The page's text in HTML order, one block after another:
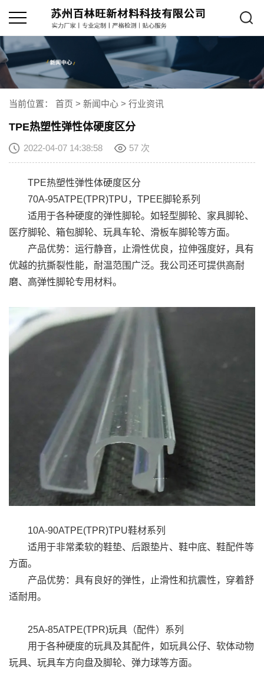
当前位置： 首页 > 新闻中心 > 行业资讯
TPE热塑性弹性体硬度区分
2022-04-07 14:38:58 57 次
TPE热塑性弹性体硬度区分
70A-95ATPE(TPR)TPU，TPEE脚轮系列
适用于各种硬度的弹性脚轮。如轻型脚轮、家具脚轮、
医疗脚轮、箱包脚轮、玩具车轮、滑板车脚轮等方面。
产品优势：运行静音，止滑性优良，拉伸强度好，具有
优越的抗撕裂性能，耐温范围广泛。我公司还可提供高耐
磨、高弹性脚轮专用材料。
10A-90ATPE(TPR)TPU鞋材系列
适用于非常柔软的鞋垫、后跟垫片、鞋中底、鞋配件等
方面。
产品优势：具有良好的弹性，止滑性和抗震性，穿着舒
适耐用。
25A-85ATPE(TPR)玩具（配件）系列
用于各种硬度的玩具及其配件，如玩具公仔、软体动物
玩具、玩具车方向盘及脚轮、弹力球等方面。